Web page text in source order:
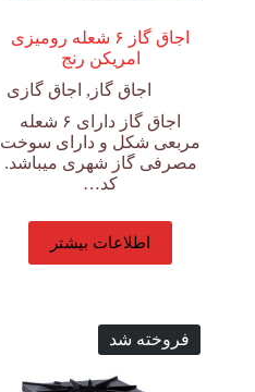
اجاق گاز ۶ شعله رومیزی
امریکن رنج
اجاق گاز , اجاق گازی
اجاق گاز دارای ۶ شعله
مربعی شکل و دارای سوخت
مصرفی گاز شهری میباشد.
کد…
اطلاعات بیشتر
فروخته شد